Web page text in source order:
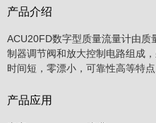
产品介绍
ACU20FD数字型质量流量计由
制器调节阀和放大控制电路组成
时间短，零漂小，可靠性高等特点
产品应用